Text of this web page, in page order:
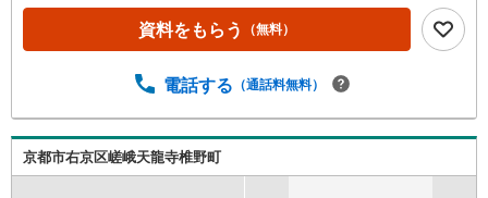
資料をもらう （無料）
電話する （通話料無料）
京都市右京区嵯峨天龍寺椎野町